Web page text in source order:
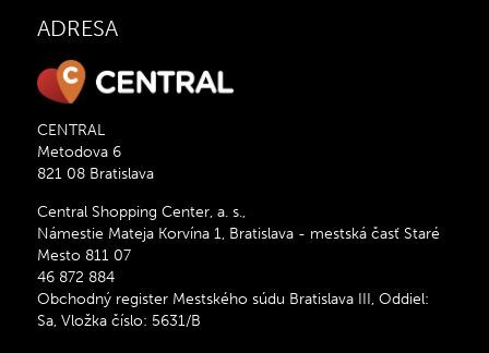
ADRESA
CENTRAL
Metodova 6
821 08 Bratislava
Central Shopping Center, a. s.,
Námestie Mateja Korvína 1, Bratislava - mestská časť Staré
Mesto 811 07
46 872 884
Obchodný register Mestského súdu Bratislava III, Oddiel:
Sa, Vložka číslo: 5631/B